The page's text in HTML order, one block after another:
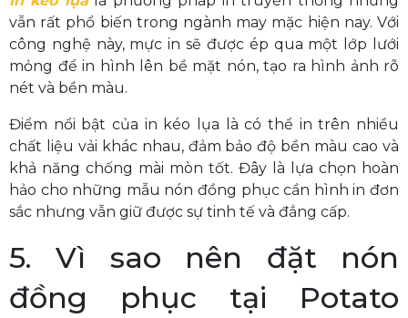
vẫn rất phổ biến trong ngành may mặc hiện nay. Với
công nghệ này, mực in sẽ được ép qua một lớp lưới
mỏng để in hình lên bề mặt nón, tạo ra hình ảnh rõ
nét và bền màu.
Điểm nổi bật của in kéo lụa là có thể in trên nhiều
chất liệu vải khác nhau, đảm bảo độ bền màu cao và
khả năng chống mài mòn tốt. Đây là lựa chọn hoàn
hảo cho những mẫu nón đồng phục cần hình in đơn
sắc nhưng vẫn giữ được sự tinh tế và đẳng cấp.
5. Vì sao nên đặt nón
đồng phục tại Potato